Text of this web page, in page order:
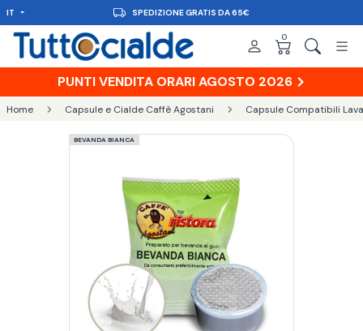
IT SPEDIZIONE GRATIS DA 65€
0
PUNTI VENDITA ORARI AGOSTO 2026
Home Capsule e Cialde Caffè Agostani Capsule Compatibili
BEVANDA BIANCA